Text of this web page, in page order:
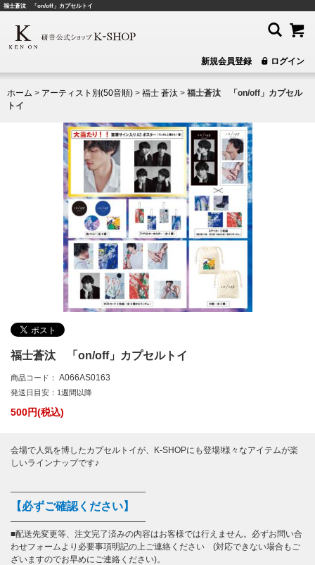
福士蒼汰 「on/off」カプセルトイ
新規会員登録 ログイン
ホーム > アーティスト別(50音順) > 福士 蒼汰 > 福士蒼汰 「on/off」カプセル
トイ
福士蒼汰 「on/off」カプセルトイ
商品コード： A066AS0163
発送日目安：1週間以降
500円(税込)
会場で人気を博したカプセルトイが、K-SHOPにも登場!様々なアイテムが楽
しいラインナップです♪
――――――――――――――――
【必ずご確認ください】
――――――――――――――――
■配送先変更等、注文完了済みの内容はお客様では行えません。必ずお問い合
わせフォームより必要事項明記の上ご連絡ください (対応できない場合もご
ざいますのでお早めにご連絡ください)。